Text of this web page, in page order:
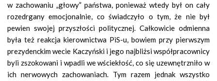
w zachowaniu „głowy” państwa, ponieważ wtedy był on cały
rozedrgany emocjonalnie, co świadczyło o tym, że nie był
pewien swojej przyszłości politycznej. Całkowicie odmienna
była też reakcja kierownictwa PiS-u, bowiem przy pierwszym
prezydenckim wecie Kaczyński i jego najbliżsi współpracownicy
byli zszokowani i wpadli we wściekłość, co się uzewnętrzniło w
ich nerwowych zachowaniach. Tym razem jednak wszystko